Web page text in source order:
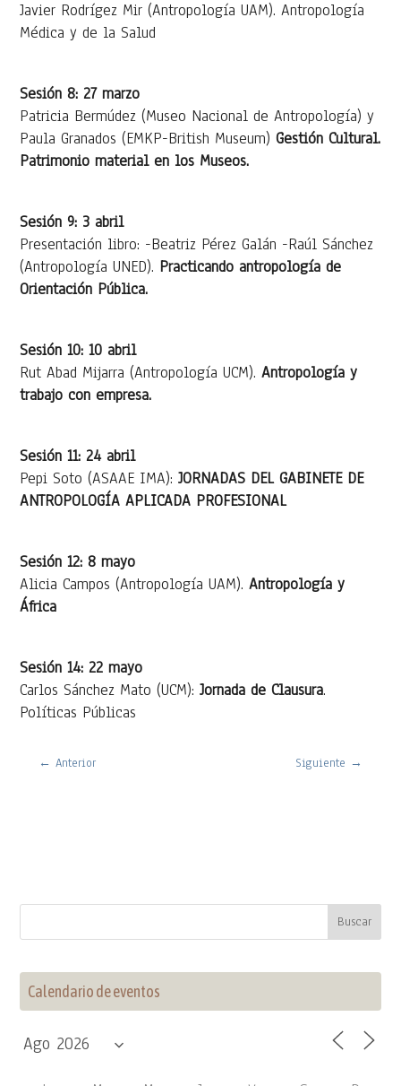
Javier Rodrígez Mir (Antropología UAM). Antropología
Médica y de la Salud
Sesión 8: 27 marzo
Patricia Bermúdez (Museo Nacional de Antropología) y
Paula Granados (EMKP-British Museum)Gestión Cultural.
Patrimonio material en los Museos.
Sesión 9: 3 abril
Presentación libro: -Beatriz Pérez Galán -Raúl Sánchez
(Antropología UNED). Practicando antropología de
Orientación Pública.
Sesión 10: 10 abril
Rut Abad Mijarra (Antropología UCM).Antropología y
trabajo con empresa.
Sesión 11: 24 abril
Pepi Soto (ASAAE IMA):JORNADAS DEL GABINETE DE
ANTROPOLOGÍA APLICADA PROFESIONAL
Sesión 12: 8 mayo
Alicia Campos (Antropología UAM).Antropología y
África
Sesión 14: 22 mayo
Carlos Sánchez Mato (UCM):Jornada de Clausura.
Políticas Públicas
← Anterior Siguiente →
Calendario de eventos